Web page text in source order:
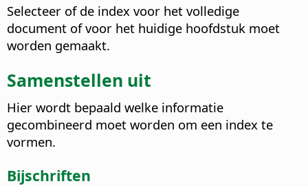
Selecteer of de index voor het volledige
document of voor het huidige hoofdstuk moet
worden gemaakt.
Samenstellen uit
Hier wordt bepaald welke informatie
gecombineerd moet worden om een index te
vormen.
Bijschriften